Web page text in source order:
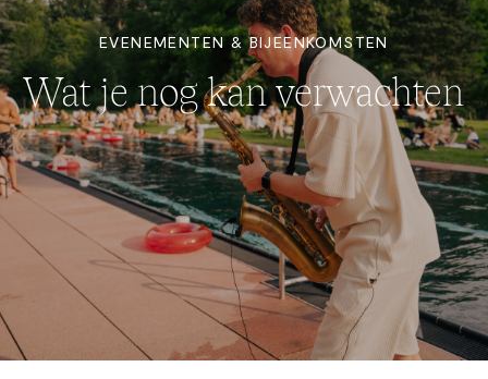
EVENEMENTEN & BIJEENKOMSTEN
Wat je nog kan verwachten